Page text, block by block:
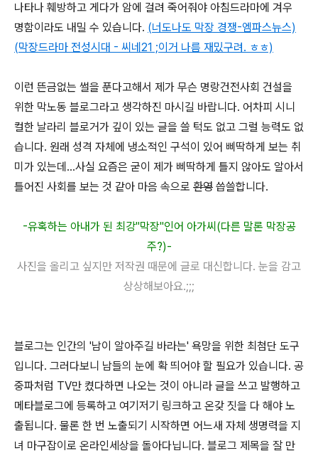
나타나 훼방하고 게다가 암에 걸려 죽어줘야 아침드라마에 겨우
명함이라도 내밀 수 있습니다. (너도나도 막장 경쟁-엠파스뉴스)
(막장드라마 전성시대 - 씨네21 ;이거 나름 재밌구려. ㅎㅎ)
이런 뜬금없는 썰을 푼다고해서 제가 무슨 명랑건전사회 건설을
위한 막노동 블로그라고 생각하진 마시길 바랍니다. 어차피 시니
컬한 날라리 블로거가 깊이 있는 글을 쓸 턱도 없고 그럴 능력도 없
습니다. 원래 성격 자체에 냉소적인 구석이 있어 삐딱하게 보는 취
미가 있는데...사실 요즘은 굳이 제가 삐딱하게 틀지 않아도 알아서
틀어진 사회를 보는 것 같아 마음 속으로 환영 씁쓸합니다.
-유혹하는 아내가 된 최강"막장"인어 아가씨(다른 말론 막장공
주?)-
사진을 올리고 싶지만 저작권 때문에 글로 대신합니다. 눈을 감고
상상해보아요.;;;
블로그는 인간의 '남이 알아주길 바라는' 욕망을 위한 최첨단 도구
입니다. 그러다보니 남들의 눈에 확 띄어야 할 필요가 있습니다. 공
중파처럼 TV만 켰다하면 나오는 것이 아니라 글을 쓰고 발행하고
메타블로그에 등록하고 여기저기 링크하고 온갖 짓을 다 해야 노
출됩니다. 물론 한 번 노출되기 시작하면 어느새 자체 생명력을 지
녀 마구잡이로 온라인세상을 돌아다닙니다. 블로그 제목을 잘 만